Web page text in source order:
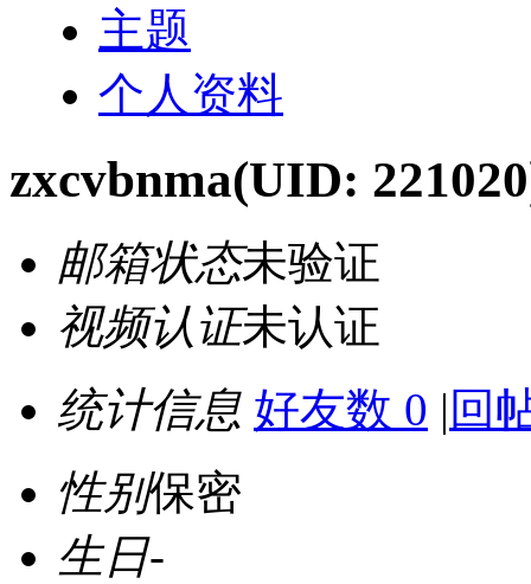
主题
个人资料
zxcvbnma(UID:
邮箱状态未验证
视频认证未认证
统计信息 好友数 0 | 回
性别保密
生日-